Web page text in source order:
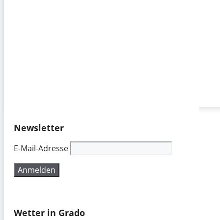
Newsletter
E-Mail-Adresse
Wetter in Grado